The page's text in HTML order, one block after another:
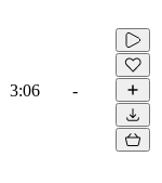
3:06 -